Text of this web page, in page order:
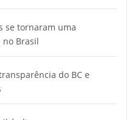
se tornaram uma
Brasil
do BC e